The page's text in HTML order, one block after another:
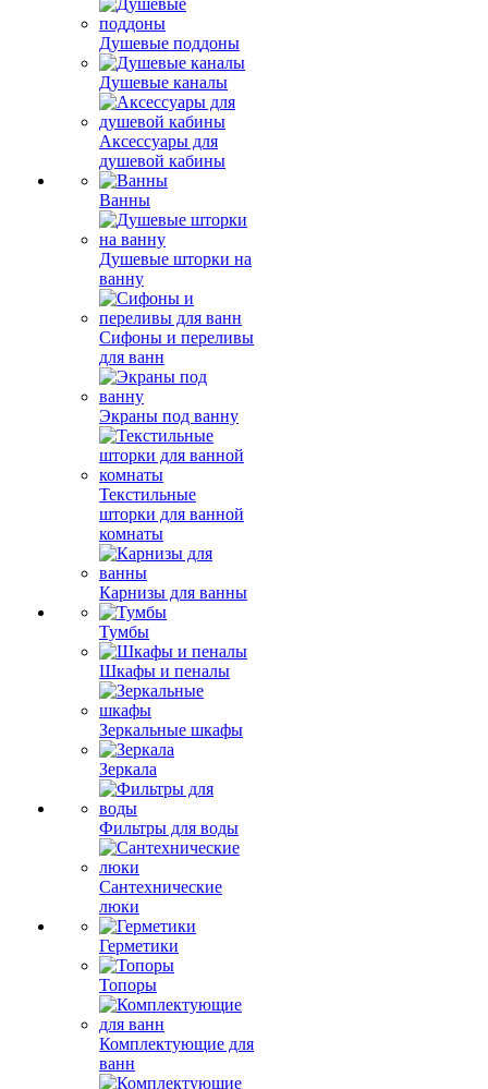
Душевые поддоны
Душевые каналы
Аксессуары для
душевой кабины
Ванны
Душевые шторки на
ванну
Сифоны и переливы
для ванн
Экраны под ванну
Текстильные
шторки для ванной
комнаты
Карнизы для ванны
Тумбы
Шкафы и пеналы
Зеркальные шкафы
Зеркала
Фильтры для воды
Сантехнические
люки
Герметики
Топоры
Комплектующие для
ванн